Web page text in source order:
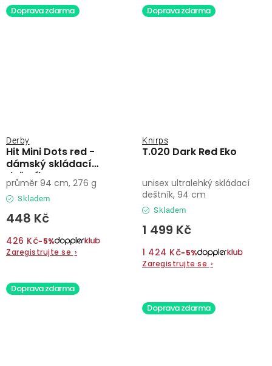
Doprava zdarma
Hit Mini Dots red -
dámský skládací
deštník
Derby
Skladem
448 Kč
426 Kč−5%
Zaregistrujte se ›
průměr 94 cm, 276 g
Doprava zdarma
T.020 Dark Red Eko
Knirps
Skladem
1 499 Kč
1 424 Kč−5%
Zaregistrujte se ›
unisex ultralehký skládací
deštník, 94 cm
Doprava zdarma
Doprava zdarma